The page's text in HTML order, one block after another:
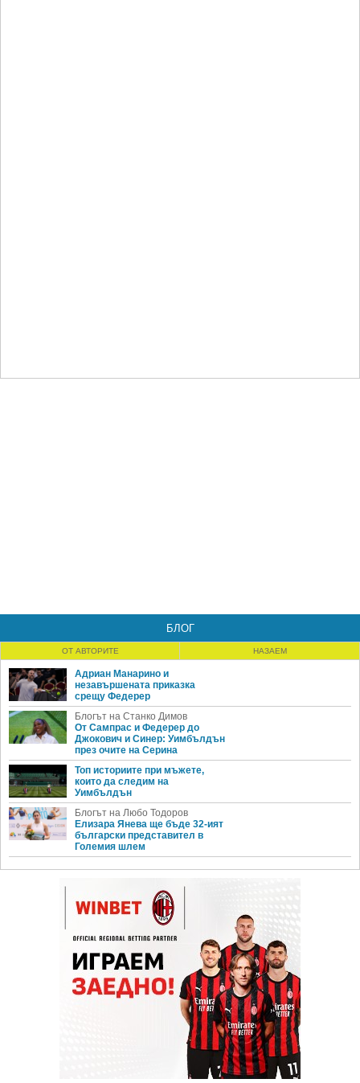
БЛОГ
ОТ АВТОРИТЕ НАЗАЕМ
Адриан Манарино и
незавършената приказка
срещу Федерер
Блогът на Станко Димов
От Сампрас и Федерер до
Джокович и Синер: Уимбълдън
през очите на Серина
Топ историите при мъжете,
които да следим на
Уимбълдън
Блогът на Любо Тодоров
Елизара Янева ще бъде 32-ият
български представител в
Големия шлем